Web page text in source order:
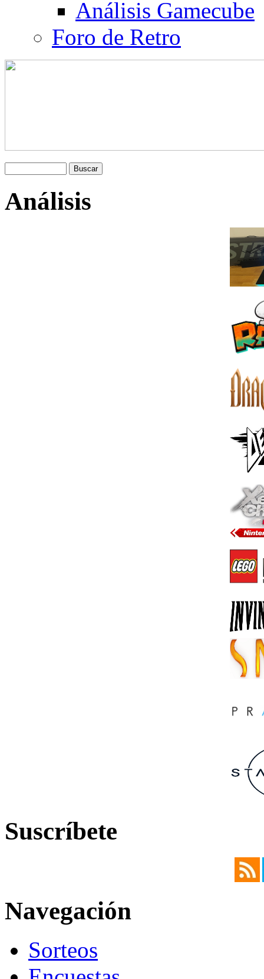
Análisis Gamecube
Foro de Retro
Análisis
Suscríbete
Navegación
Sorteos